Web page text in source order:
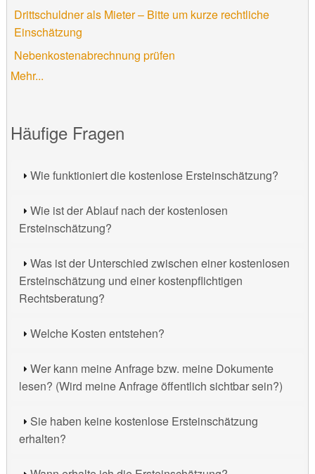
Drittschuldner als Mieter – Bitte um kurze rechtliche
Einschätzung
Nebenkostenabrechnung prüfen
Mehr...
Häufige Fragen
Wie funktioniert die kostenlose Ersteinschätzung?
Wie ist der Ablauf nach der kostenlosen
Ersteinschätzung?
Was ist der Unterschied zwischen einer kostenlosen
Ersteinschätzung und einer kostenpflichtigen
Rechtsberatung?
Welche Kosten entstehen?
Wer kann meine Anfrage bzw. meine Dokumente
lesen? (Wird meine Anfrage öffentlich sichtbar sein?)
Sie haben keine kostenlose Ersteinschätzung
erhalten?